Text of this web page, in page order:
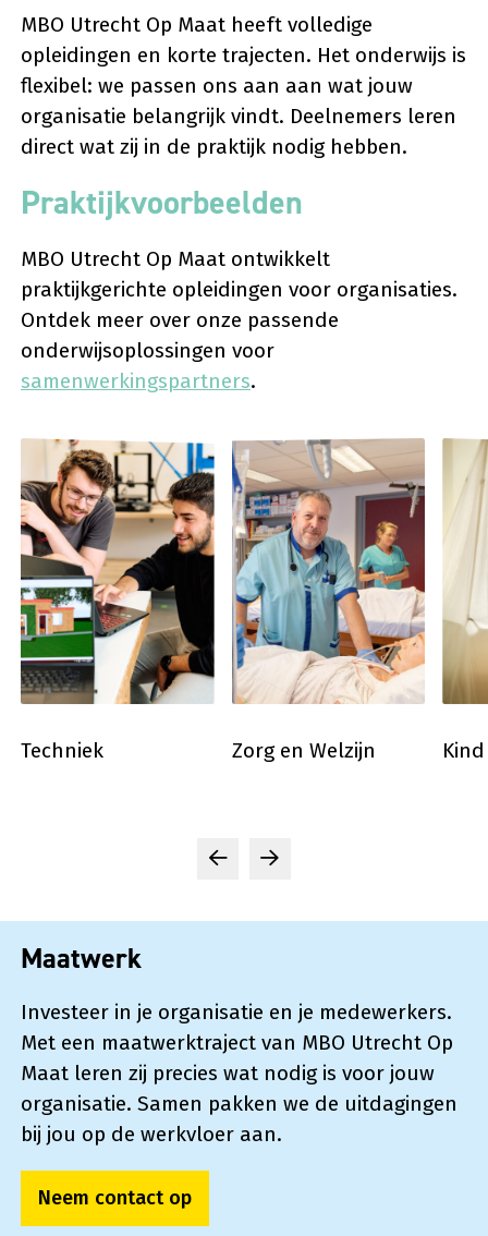
MBO Utrecht Op Maat heeft volledige
opleidingen en korte trajecten. Het onderwijs is
flexibel: we passen ons aan aan wat jouw
organisatie belangrijk vindt. Deelnemers leren
direct wat zij in de praktijk nodig hebben.
Praktijkvoorbeelden
MBO Utrecht Op Maat ontwikkelt
praktijkgerichte opleidingen voor organisaties.
Ontdek meer over onze passende
onderwijsoplossingen voor
samenwerkingspartners.
Techniek
Zorg en Welzijn
Previous slide
Next slide
Maatwerk
Investeer in je organisatie en je medewerkers.
Met een maatwerktraject van MBO Utrecht Op
Maat leren zij precies wat nodig is voor jouw
organisatie. Samen pakken we de uitdagingen
bij jou op de werkvloer aan.
Neem contact op